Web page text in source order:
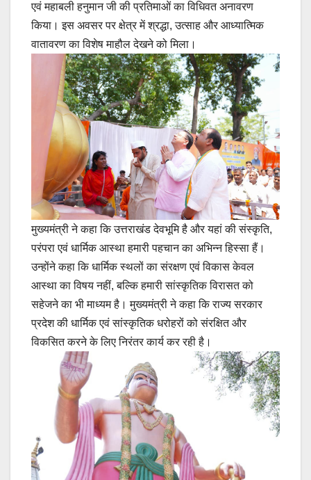
एवं महाबली हनुमान जी की प्रतिमाओं का विधिवत अनावरण
किया। इस अवसर पर क्षेत्र में श्रद्धा, उत्साह और आध्यात्मिक
वातावरण का विशेष माहौल देखने को मिला।
मुख्यमंत्री ने कहा कि उत्तराखंड देवभूमि है और यहां की संस्कृति,
परंपरा एवं धार्मिक आस्था हमारी पहचान का अभिन्न हिस्सा हैं।
उन्होंने कहा कि धार्मिक स्थलों का संरक्षण एवं विकास केवल
आस्था का विषय नहीं, बल्कि हमारी सांस्कृतिक विरासत को
सहेजने का भी माध्यम है। मुख्यमंत्री ने कहा कि राज्य सरकार
प्रदेश की धार्मिक एवं सांस्कृतिक धरोहरों को संरक्षित और
विकसित करने के लिए निरंतर कार्य कर रही है।